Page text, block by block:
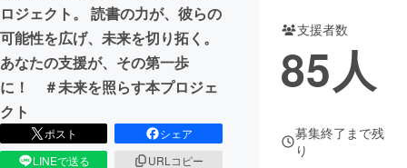
ロジェクト。 読書の力が、彼らの
可能性を広げ、未来を切り拓く。
あなたの支援が、その第一歩
に！ ＃未来を照らす本プロジェ
クト
ポスト
シェア
LINEで送る
URLコピー
支援者数
85人
募集終了まで残
り